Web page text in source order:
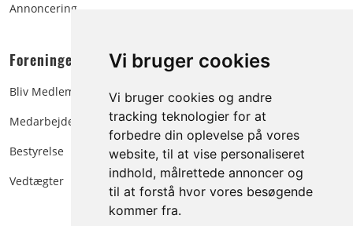
Vi bruger cookies
Vi bruger cookies og andre
tracking teknologier for at
forbedre din oplevelse på vores
website, til at vise personaliseret
indhold, målrettede annoncer og
til at forstå hvor vores besøgende
kommer fra.
Annoncering
Foreningen:
Bliv Medlem
Medarbejdere
Bestyrelse
Vedtægter